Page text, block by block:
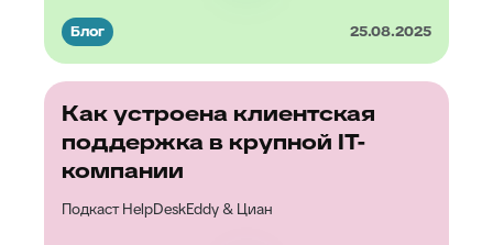
Блог 25.08.2025
Как устроена клиентская
поддержка в крупной IT-
компании
Подкаст HelpDeskEddy & Циан